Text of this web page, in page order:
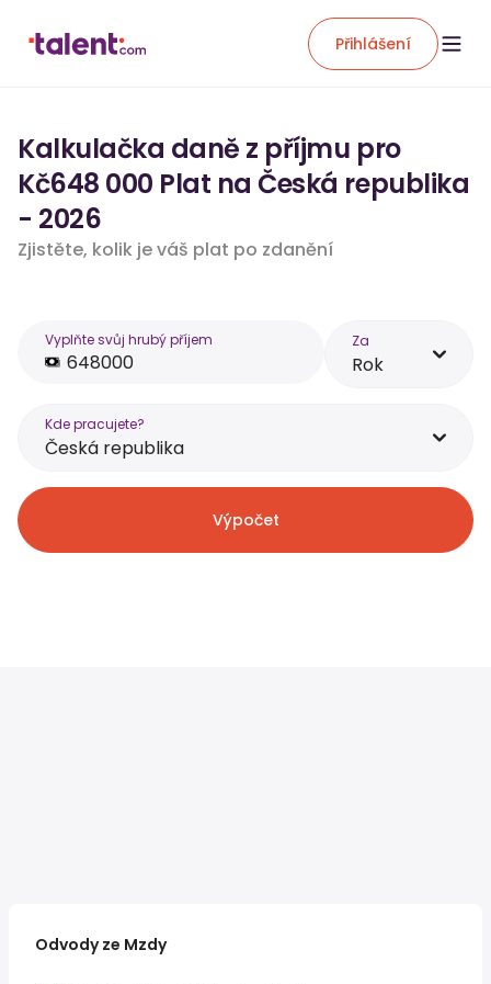
Přihlášení
Kalkulačka daně z příjmu pro
Kč648 000 Plat na Česká republika
- 2026
Zjistěte, kolik je váš plat po zdanění
Vyplňte svůj hrubý příjem Za
Rok
Kde pracujete?
Česká republika
Výpočet
Odvody ze Mzdy